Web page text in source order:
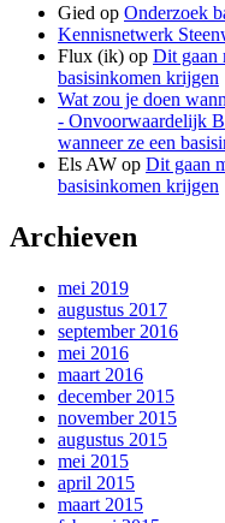
Gied op Onderzoek
Kennisnetwerk
Flux (ik) op Dit gaan
basisinkomen krijgen
Wat zou je doen
- Onvoorwaardelijk
wanneer ze een
Els AW op Dit gaan
basisinkomen krijgen
Archieven
mei 2019
augustus 2017
september 2016
mei 2016
maart 2016
december 2015
november 2015
augustus 2015
mei 2015
april 2015
maart 2015